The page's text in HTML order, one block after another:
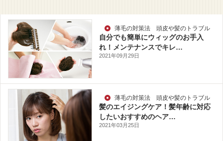
薄毛の対策法 頭皮や髪のトラブル
自分でも簡単にウィッグのお手入
れ！メンテナンスでキレ…
2021年09月29日
薄毛の対策法 頭皮や髪のトラブル
髪のエイジングケア！髪年齢に対応
したいおすすめのヘア…
2021年03月25日